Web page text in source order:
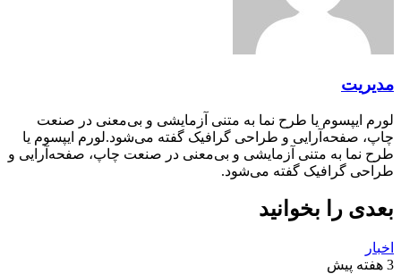
مدیریت
لورم ایپسوم یا طرح‌ نما به متنی آزمایشی و بی‌معنی در صنعت
چاپ، صفحه‌آرایی و طراحی گرافیک گفته می‌شود.لورم ایپسوم یا
طرح‌ نما به متنی آزمایشی و بی‌معنی در صنعت چاپ، صفحه‌آرایی و
طراحی گرافیک گفته می‌شود.
بعدی را بخوانید
اخبار
3 هفته پیش